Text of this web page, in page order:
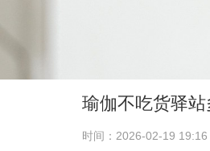
瑜伽不吃货驿
时间：2026-02-19 19:16